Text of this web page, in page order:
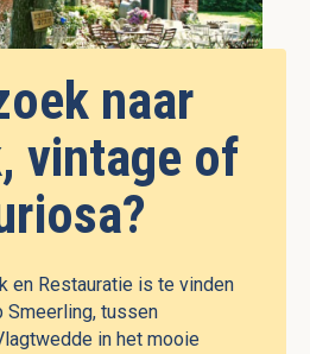
naar
vintage of
en Restauratie is te vinden
Smeerling, tussen
in het mooie